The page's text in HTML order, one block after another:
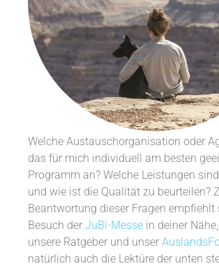
Welche Austauschorganisation oder
das für mich individuell am besten
Programm an? Welche Leistungen
und wie ist die Qualität zu beurteilen?
Beantwortung dieser Fragen empfiehlt
Besuch derJuBi-Messe in deiner
unsere Ratgeber und unser
natürlich auch die Lektüre der unten